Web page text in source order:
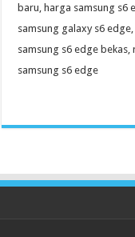
baru, harga samsung s6
samsung galaxy s6
samsung s6 edge
samsung s6 edge